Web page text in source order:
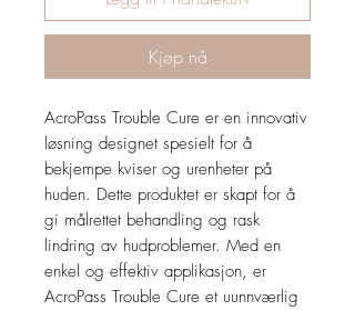
Kjøp nå
AcroPass Trouble Cure er en innovativ
løsning designet spesielt for å
bekjempe kviser og urenheter på
huden. Dette produktet er skapt for å
gi målrettet behandling og rask
lindring av hudproblemer. Med en
enkel og effektiv applikasjon, er
AcroPass Trouble Cure et uunnværlig